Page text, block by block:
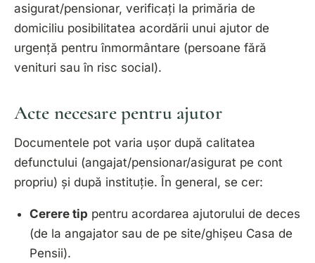
asigurat/pensionar, verificați la primăria de
domiciliu posibilitatea acordării unui ajutor de
urgență pentru înmormântare (persoane fără
venituri sau în risc social).
Acte necesare pentru ajutor
Documentele pot varia ușor după calitatea
defunctului (angajat/pensionar/asigurat pe cont
propriu) și după instituție. În general, se cer:
Cerere tip pentru acordarea ajutorului de deces
(de la angajator sau de pe site/ghișeu Casa de
Pensii).